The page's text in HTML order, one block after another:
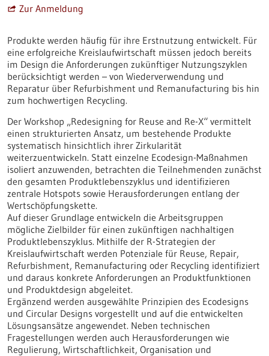
Zur Anmeldung
Produkte werden häufig für ihre Erstnutzung entwickelt. Für
eine erfolgreiche Kreislaufwirtschaft müssen jedoch bereits
im Design die Anforderungen zukünftiger Nutzungszyklen
berücksichtigt werden – von Wiederverwendung und
Reparatur über Refurbishment und Remanufacturing bis hin
zum hochwertigen Recycling.
Der Workshop „Redesigning for Reuse and Re-X“ vermittelt
einen strukturierten Ansatz, um bestehende Produkte
systematisch hinsichtlich ihrer Zirkularität
weiterzuentwickeln. Statt einzelne Ecodesign-Maßnahmen
isoliert anzuwenden, betrachten die Teilnehmenden zunächst
den gesamten Produktlebenszyklus und identifizieren
zentrale Hotspots sowie Herausforderungen entlang der
Wertschöpfungskette.
Auf dieser Grundlage entwickeln die Arbeitsgruppen
mögliche Zielbilder für einen zukünftigen nachhaltigen
Produktlebenszyklus. Mithilfe der R-Strategien der
Kreislaufwirtschaft werden Potenziale für Reuse, Repair,
Refurbishment, Remanufacturing oder Recycling identifiziert
und daraus konkrete Anforderungen an Produktfunktionen
und Produktdesign abgeleitet.
Ergänzend werden ausgewählte Prinzipien des Ecodesigns
und Circular Designs vorgestellt und auf die entwickelten
Lösungsansätze angewendet. Neben technischen
Fragestellungen werden auch Herausforderungen wie
Regulierung, Wirtschaftlichkeit, Organisation und